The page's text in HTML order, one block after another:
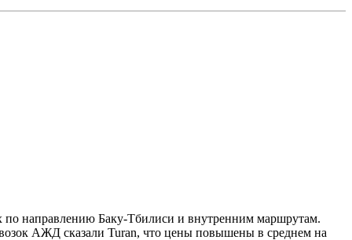
по направлению Баку-Тбилиси и внутренним маршрутам.
АЖД сказали Turan, что цены повышены в среднем на